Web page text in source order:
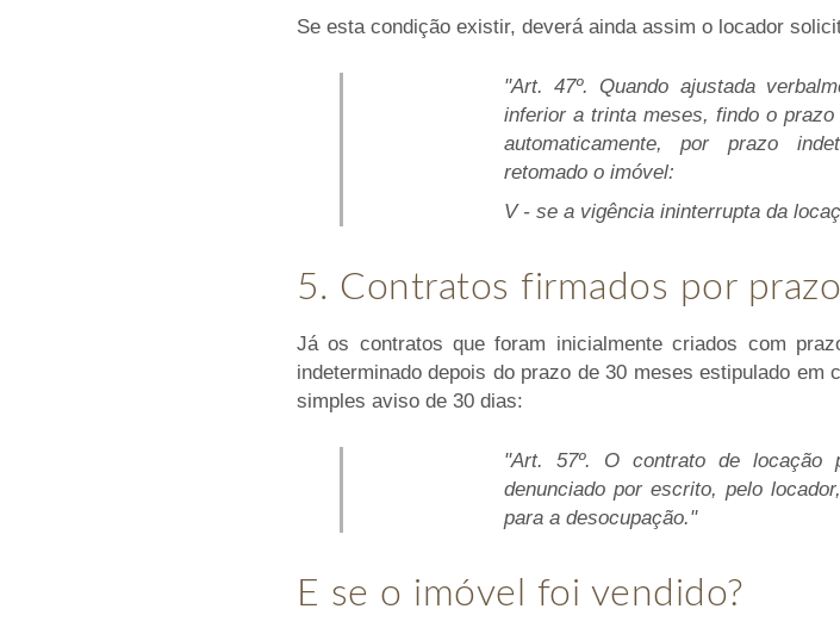
Se esta condição existir, deverá ainda assim o locador
"Art. 47º. Quando ajustada
inferior a trinta meses, findo o
automaticamente, por prazo
retomado o imóvel:
V - se a vigência ininterrupta da
5. Contratos firmados por
Já os contratos que foram inicialmente criados com
indeterminado depois do prazo de 30 meses estipulado
simples aviso de 30 dias:
"Art. 57º. O contrato de locação
denunciado por escrito, pelo
para a desocupação."
E se o imóvel foi vendido?